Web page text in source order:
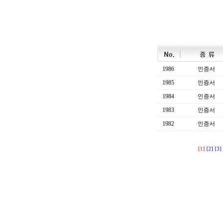
1986 인증서
1985
인증서
1984
인증서
1983
인증서
1982
인증서
[1] [2] [3]